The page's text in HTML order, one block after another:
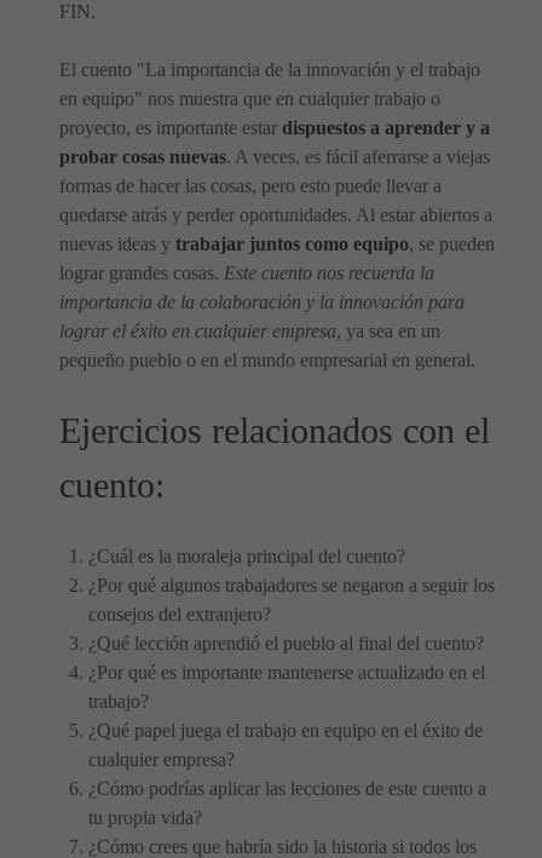
FIN.
El cuento "La importancia de la innovación y el trabajo
en equipo" nos muestra que en cualquier trabajo o
proyecto, es importante estar dispuestos a aprender y a
probar cosas nuevas. A veces, es fácil aferrarse a viejas
formas de hacer las cosas, pero esto puede llevar a
quedarse atrás y perder oportunidades. Al estar abiertos a
nuevas ideas y trabajar juntos como equipo, se pueden
lograr grandes cosas. Este cuento nos recuerda la
importancia de la colaboración y la innovación para
lograr el éxito en cualquier empresa, ya sea en un
pequeño pueblo o en el mundo empresarial en general.
Ejercicios relacionados con el
cuento:
¿Cuál es la moraleja principal del cuento?
¿Por qué algunos trabajadores se negaron a seguir los
consejos del extranjero?
¿Qué lección aprendió el pueblo al final del cuento?
¿Por qué es importante mantenerse actualizado en el
trabajo?
¿Qué papel juega el trabajo en equipo en el éxito de
cualquier empresa?
¿Cómo podrías aplicar las lecciones de este cuento a
tu propia vida?
¿Cómo crees que habría sido la historia si todos los